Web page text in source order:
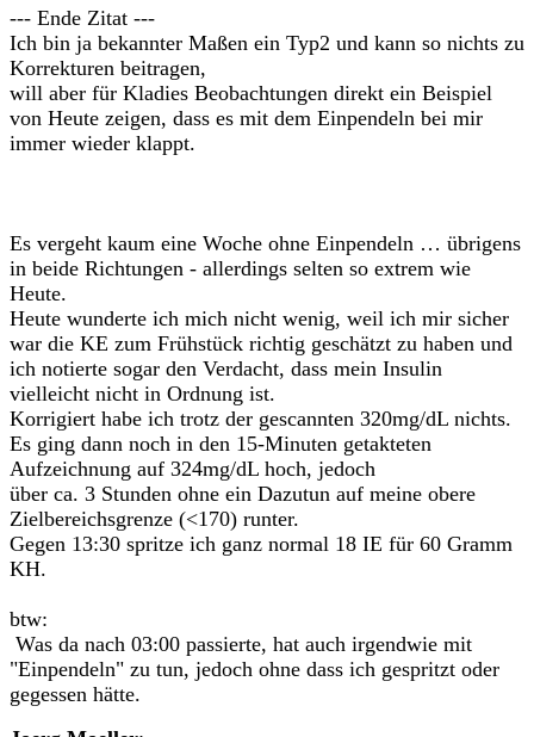
--- Ende Zitat ---
Ich bin ja bekannter Maßen ein Typ2 und kann so nichts zu
Korrekturen beitragen,
will aber für Kladies Beobachtungen direkt ein Beispiel
von Heute zeigen, dass es mit dem Einpendeln bei mir
immer wieder klappt.
Es vergeht kaum eine Woche ohne Einpendeln … übrigens
in beide Richtungen - allerdings selten so extrem wie
Heute.
Heute wunderte ich mich nicht wenig, weil ich mir sicher
war die KE zum Frühstück richtig geschätzt zu haben und
ich notierte sogar den Verdacht, dass mein Insulin
vielleicht nicht in Ordnung ist.
Korrigiert habe ich trotz der gescannten 320mg/dL nichts.
Es ging dann noch in den 15-Minuten getakteten
Aufzeichnung auf 324mg/dL hoch, jedoch
über ca. 3 Stunden ohne ein Dazutun auf meine obere
Zielbereichsgrenze (<170) runter.
Gegen 13:30 spritze ich ganz normal 18 IE für 60 Gramm
KH.
btw:
Was da nach 03:00 passierte, hat auch irgendwie mit
"Einpendeln" zu tun, jedoch ohne dass ich gespritzt oder
gegessen hätte.